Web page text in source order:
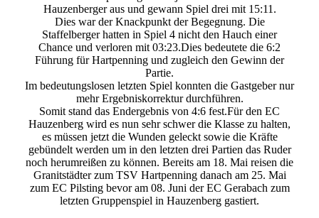
Hauzenberger aus und gewann Spiel drei mit 15:11.
Dies war der Knackpunkt der Begegnung. Die
Staffelberger hatten in Spiel 4 nicht den Hauch einer
Chance und verloren mit 03:23.Dies bedeutete die 6:2
Führung für Hartpenning und zugleich den Gewinn der
Partie.
Im bedeutungslosen letzten Spiel konnten die Gastgeber nur
mehr Ergebniskorrektur durchführen.
Somit stand das Endergebnis von 4:6 fest.Für den EC
Hauzenberg wird es nun sehr schwer die Klasse zu halten,
es müssen jetzt die Wunden geleckt sowie die Kräfte
gebündelt werden um in den letzten drei Partien das Ruder
noch herumreißen zu können. Bereits am 18. Mai reisen die
Granitstädter zum TSV Hartpenning danach am 25. Mai
zum EC Pilsting bevor am 08. Juni der EC Gerabach zum
letzten Gruppenspiel in Hauzenberg gastiert.